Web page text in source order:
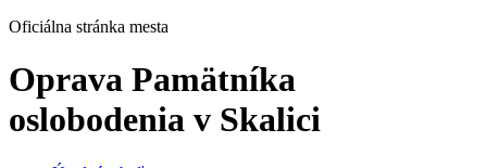
Oficiálna stránka mesta
Oprava Pamätníka
oslobodenia v Skalici